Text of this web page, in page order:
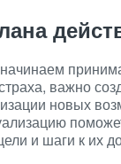
важно
новых
и шаги к их